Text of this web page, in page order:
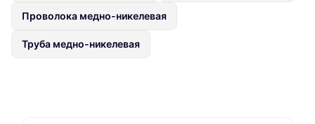
Проволока медно-никелевая
Труба медно-никелевая